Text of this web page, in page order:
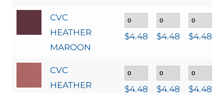
CVC
HEATHER
MAROON
$4.48 $4.48 $4.48
CVC
HEATHER
$4.48 $4.48 $4.48